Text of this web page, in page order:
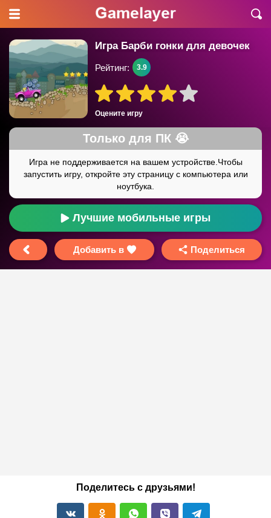
Игра Барби гонки для девочек
Оцените игру
Рейтинг: 3.9
Лучшие мобильные игры
Добавить в Поделиться
Поделитесь с друзьями!